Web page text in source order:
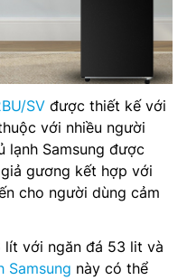
Ngăn đông mềm -1 độ C
sơn bóng giả gương
lực
cm – Rộng 55.5 cm –
SV được thiết kế với
với nhiều người
lạnh Samsung được
gương kết hợp với
cho người dùng cảm
với ngăn đá 53 lit và
Samsung này có thể